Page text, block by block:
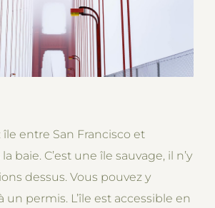
: île entre San Francisco et
baie. C’est une île sauvage, il n’y
dessus. Vous pouvez y
un permis. L’île est accessible en